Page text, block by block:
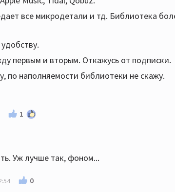
все микродетали и тд. Библиотека
первым и вторым. Откажусь от подписки.
по наполняемости библиотеки не скажу.
1
Уж лучше так, фоном...
0